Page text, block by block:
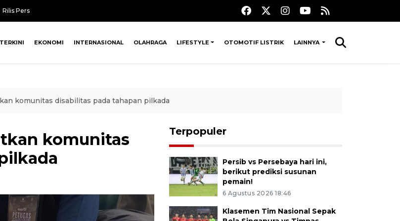
Rilis Pers
EKONOMI INTERNASIONAL OLAHRAGA LIFESTYLE OTOMOTIF LISTRIK LAINNYA
komunitas disabilitas pada tahapan pilkada
komunitas
Terpopuler
Persib vs Persebaya hari ini,
berikut prediksi susunan
pemain!
6 Agustus 2026 18:46
Klasemen Tim Nasional Sepak